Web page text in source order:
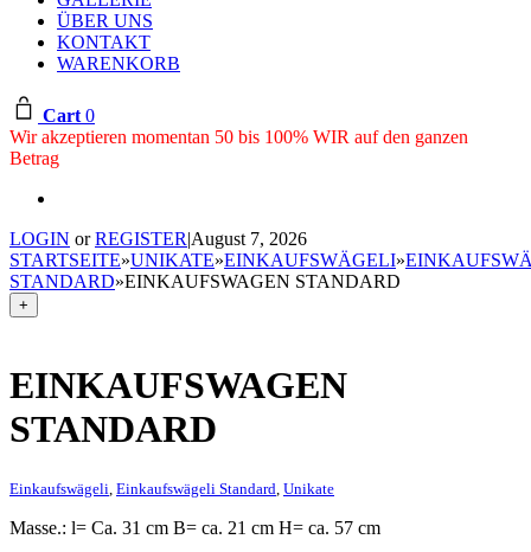
ÜBER UNS
KONTAKT
WARENKORB
Cart 0
Wir akzeptieren momentan 50 bis 100% WIR auf den ganzen
Betrag
LOGIN orREGISTER|August 7, 2026
STARTSEITE»UNIKATE»EINKAUFSWÄGELI»
STANDARD»EINKAUFSWAGEN STANDARD
+
EINKAUFSWAGEN
STANDARD
Einkaufswägeli Einkaufswägeli Standard Unikate
Masse.: l= Ca. 31 cm B= ca. 21 cm H= ca. 57 cm